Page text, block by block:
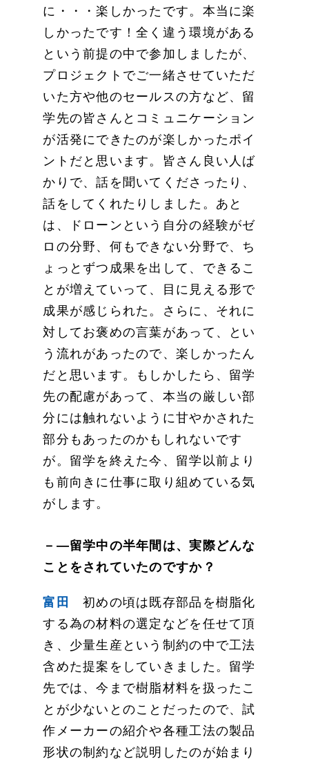
に・・・楽しかったです。本当に楽
しかったです！全く違う環境がある
という前提の中で参加しましたが、
プロジェクトでご一緒させていただ
いた方や他のセールスの方など、留
学先の皆さんとコミュニケーション
が活発にできたのが楽しかったポイ
ントだと思います。皆さん良い人ば
かりで、話を聞いてくださったり、
話をしてくれたりしました。あと
は、ドローンという自分の経験がゼ
ロの分野、何もできない分野で、ち
ょっとずつ成果を出して、できるこ
とが増えていって、目に見える形で
成果が感じられた。さらに、それに
対してお褒めの言葉があって、とい
う流れがあったので、楽しかったん
だと思います。もしかしたら、留学
先の配慮があって、本当の厳しい部
分には触れないように甘やかされた
部分もあったのかもしれないです
が。留学を終えた今、留学以前より
も前向きに仕事に取り組めている気
がします。
－―留学中の半年間は、実際どんな
ことをされていたのですか？
富田
初めの頃は既存部品を樹脂化
する為の材料の選定などを任せて頂
き、少量生産という制約の中で工法
含めた提案をしていきました。留学
先では、今まで樹脂材料を扱ったこ
とが少ないとのことだったので、試
作メーカーの紹介や各種工法の製品
形状の制約など説明したのが始まり